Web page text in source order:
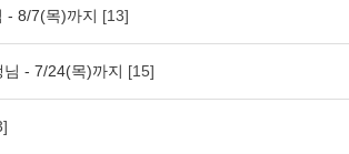
- 8/7(목)까지 [13]
- 7/24(목)까지 [15]